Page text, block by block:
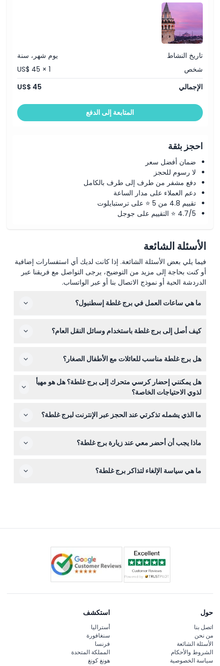
تاريخ النشاط
يوم شهر، سنة
شخص
US$ 45 × 1
الإجمالي
US$ 45
المتابعة إلى الدفع
احجز بثقة
ضمان أفضل سعر
لا رسوم للحجز
دفع مشفر من طرف إلى طرف بالكامل
دعم العملاء على مدار الساعة
تقييم 4.8 من 5 ⭐ على ترستبايلوت
4.7/5 ⭐ التقييم على جوجل
الأسئلة الشائعة
فيما يلي بعض الأسئلة الشائعة. إذا كانت لديك أي استفسارات إضافية
أو كنت بحاجة إلى مزيد من التوضيح، يرجى التواصل مع فريقنا عبر
الدردشة الحية أو نموذج الاتصال بنا أو عبر الواتساب.
ما هي ساعات العمل في برج غلطة إسطنبول؟
11:00 مساءً خلال الفترة من أبريل إلى أكتوبر، ومن الساعة
دقيقة من الإغلاق (قد يتغير — يرجى التأكد عند الحجز).
كيف أصل إلى برج غلطة باستخدام وسائل النقل العام؟
هل برج غلطة مناسب للعائلات مع الأطفال الصغار؟
نعم! الأطفال من عمر 0 إلى 3 سنوات يدخلون مجانًا، مما يجعله
مكانًا رائعًا للعائلات، ولكن يرجى ملاحظة أن الزيارة تستغرق
حوالي 45-60 دقيقة ولا يسمح بإعادة الدخول بعد الخروج.
هل يمكنني إحضار كرسي متحرك إلى برج غلطة؟ هل هو مهيأ
لذوي الاحتياجات الخاصة؟
التحديات الحركية بالاستمتاع بالإطلالات البانورامية براحة.
ما الذي يشمله تذكرتي عند الحجز عبر الإنترنت لبرج غلطة؟
تنزيله، وتخطي طابور شراء التذاكر لدخول أسهل.
ماذا يجب أن أحضر معي عند زيارة برج غلطة؟
وارتدِ أحذية مريحة للمشي وانتظار الطوابير المحتملة؛ كما يجب
ما هي سياسة الإلغاء لتذاكر برج غلطة؟
حول
اتصل بنا
من نحن
الأسئلة الشائعة
الشروط والأحكام
سياسة الخصوصية
استكشف
أستراليا
سنغافورة
فرنسا
المملكة المتحدة
هونغ كونغ